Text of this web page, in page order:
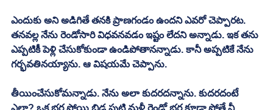
ఎందుకు అని అడిగితే తనకి ప్రాణగండం ఉందని ఎవరో చెప్పారట.
తనవల్ల నేను రెండోసారి విధవనవడం ఇష్టం లేదని అన్నాడు. ఇక తను
ఎప్పటికీ పెళ్లి చేసుకోకుండా ఉండిపోతానన్నాడు. కానీ అప్పటికే నేను
గర్భవతినయ్యాను. ఆ విషయమే చెప్పాను.
తీయించేసుకోమన్నాడు. నేను అలా కుదరదన్నాను. కుదరదంటే